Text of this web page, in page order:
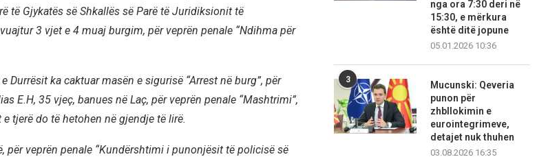
të Gjykatës së Shkallës së Parë të Juridiksionit të
3 vjet e 4 muaj burgim, për veprën penale “Ndihma për
Durrësit ka caktuar masën e sigurisë “Arrest në burg”, për
E.H, 35 vjeç, banues në Laç, për veprën penale “Mashtrimi”,
e tjerë do të hetohen në gjendje të lirë.
për veprën penale “Kundërshtimi i punonjësit të policisë së
nga ora 7:30 deri në
15:30, e mërkura
është ditë jopune
05.01.2026 10:36
3
Mucunski: Qeveria
punon për
zhbllokimin e
eurointegrimeve,
detajet nuk thuhen
03.08.2026 16:35